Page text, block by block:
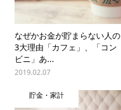
なぜかお金が貯まらない人の
3大理由「カフェ」、「コン
ビニ」あ...
2019.02.07
貯金・家計